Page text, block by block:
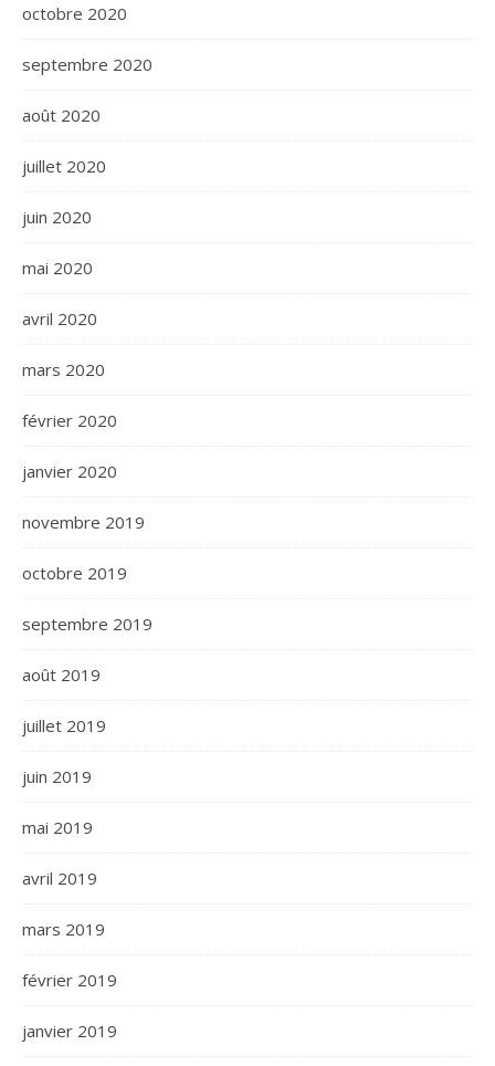
octobre 2020
septembre 2020
août 2020
juillet 2020
juin 2020
mai 2020
avril 2020
mars 2020
février 2020
janvier 2020
novembre 2019
octobre 2019
septembre 2019
août 2019
juillet 2019
juin 2019
mai 2019
avril 2019
mars 2019
février 2019
janvier 2019